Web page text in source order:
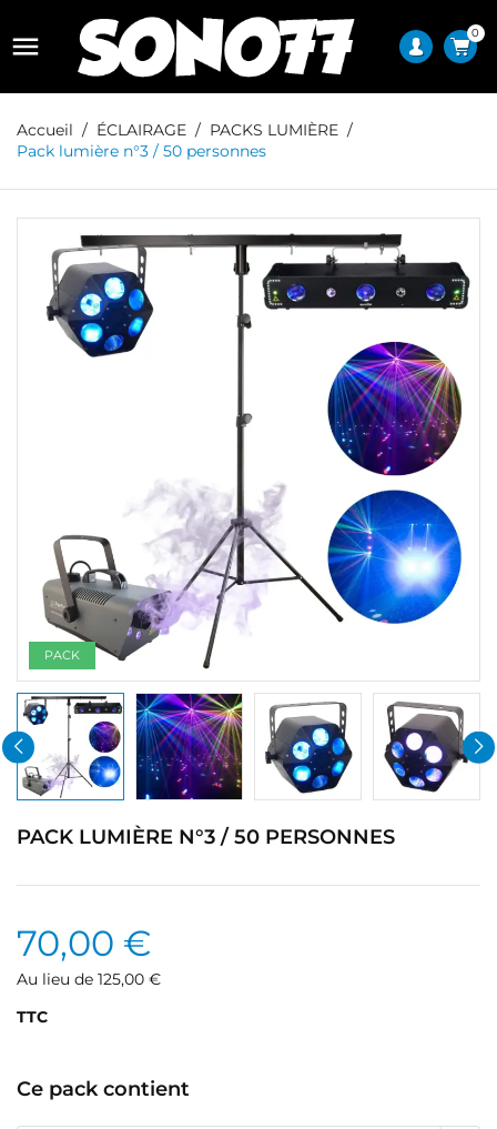
 0
Accueil ÉCLAIRAGE
PACKS LUMIÈRE
Pack lumière n°3 / 50 personnes
PACK
PACK LUMIÈRE N°3 / 50 PERSONNES
70,00 €
Au lieu de 125,00 €
TTC
Ce pack contient